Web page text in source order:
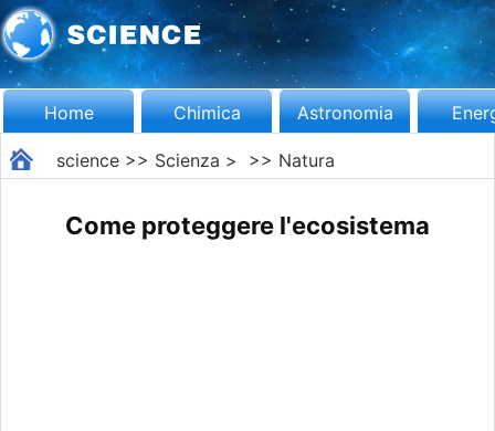
Home Chimica Astronomia
science>> Scienza > >> Natura
Come proteggere l'ecosistema